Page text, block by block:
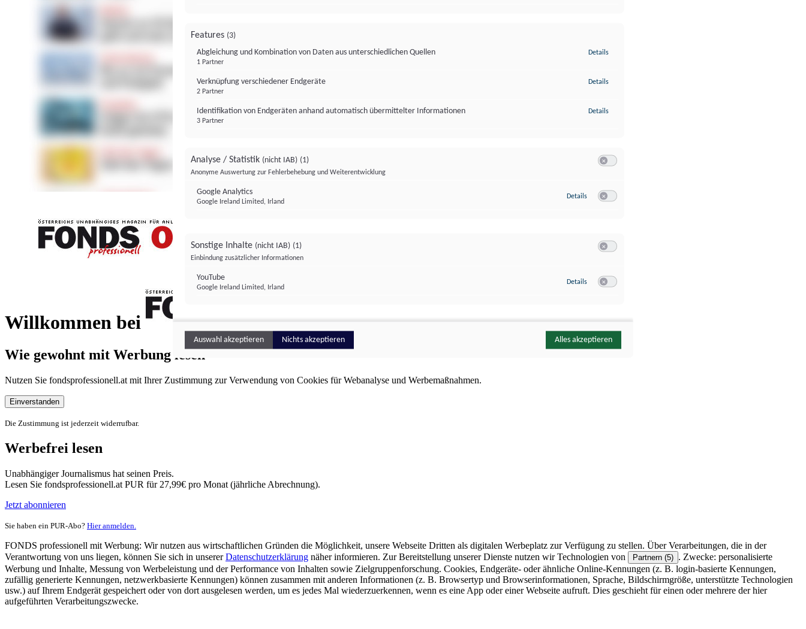
Willkommen bei
FONDS professionell
Wie gewohnt mit Werbung lesen
Nutzen Sie fondsprofessionell.at mit Ihrer Zustimmung zur Verwendung von Cookies für Webanalyse und Werbemaßnahmen.
Einverstanden
Die Zustimmung ist jederzeit widerrufbar.
Werbefrei lesen
Unabhängiger Journalismus hat seinen Preis.
Lesen Sie fondsprofessionell.at PUR für 27,99€ pro Monat (jährliche Abrechnung).
Jetzt abonnieren
Sie haben ein PUR-Abo? Hier anmelden.
FONDS professionell mit Werbung: Wir nutzen aus wirtschaftlichen Gründen die Möglichkeit, unsere Webseite Dritten als digitalen Werbeplatz zur Verfügung zu stellen. Über Verarbeitungen, die in der
Verantwortung von uns liegen, können Sie sich in unsererDatenschutzerklärung näher informieren. Zur Bereitstellung unserer Dienste nutzen wir Technologien von Partnern (5) . Zwecke: personalisierte
Werbung und Inhalte, Messung von Werbeleistung und der Performance von Inhalten sowie Zielgruppenforschung. Cookies, Endgeräte- oder ähnliche Online-Kennungen (z. B. login-basierte Kennungen,
zufällig generierte Kennungen, netzwerkbasierte Kennungen) können zusammen mit anderen Informationen (z. B. Browsertyp und Browserinformationen, Sprache, Bildschirmgröße, unterstützte Technologien
usw.) auf Ihrem Endgerät gespeichert oder von dort ausgelesen werden, um es jedes Mal wiederzuerkennen, wenn es eine App oder einer Webseite aufruft. Dies geschieht für einen oder mehrere der hier
aufgeführten Verarbeitungszwecke.
Features (3)
Abgleichung und Kombination von Daten aus unterschiedlichen Quellen
1 Partner
Details
Verknüpfung verschiedener Endgeräte
2 Partner
Details
Identifikation von Endgeräten anhand automatisch übermittelter Informationen
3 Partner
Details
Analyse / Statistik (nicht IAB) (1)
Anonyme Auswertung zur Fehlerbehebung und Weiterentwicklung
Google Analytics
Google Ireland Limited, Irland
Details zu Google Analytics
Sonstige Inhalte (nicht IAB) (1)
Einbindung zusätzlicher Informationen
YouTube
Google Ireland Limited, Irland
Details zu YouTube
Auswahl akzeptieren Nichts akzeptieren Alles akzeptieren